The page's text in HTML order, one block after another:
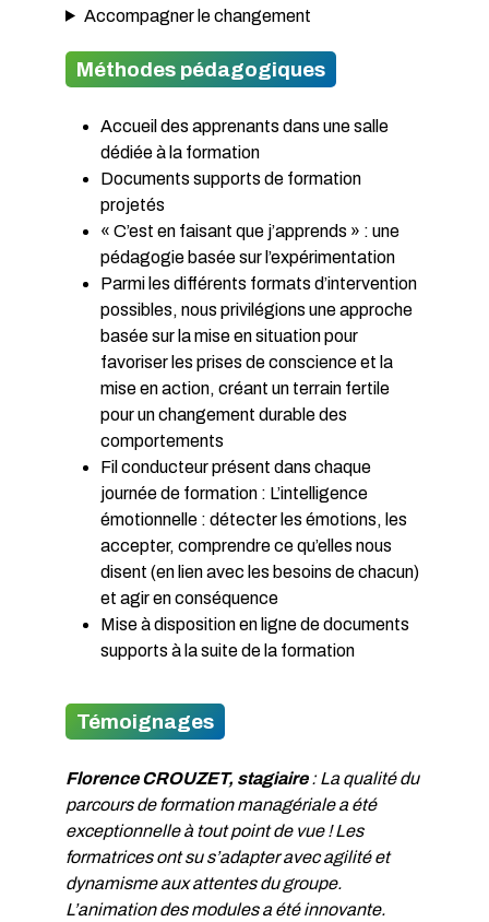
Accompagner le changement
Méthodes pédagogiques
Accueil des apprenants dans une salle
dédiée à la formation
Documents supports de formation
projetés
« C’est en faisant que j’apprends » : une
pédagogie basée sur l’expérimentation
Parmi les différents formats d’intervention
possibles, nous privilégions une approche
basée sur la mise en situation pour
favoriser les prises de conscience et la
mise en action, créant un terrain fertile
pour un changement durable des
comportements
Fil conducteur présent dans chaque
journée de formation : L’intelligence
émotionnelle : détecter les émotions, les
accepter, comprendre ce qu’elles nous
disent (en lien avec les besoins de chacun)
et agir en conséquence
Mise à disposition en ligne de documents
supports à la suite de la formation
Témoignages
Florence CROUZET, stagiaire: La qualité du
parcours de formation managériale a été
exceptionnelle à tout point de vue ! Les
formatrices ont su s’adapter avec agilité et
dynamisme aux attentes du groupe.
L’animation des modules a été innovante.